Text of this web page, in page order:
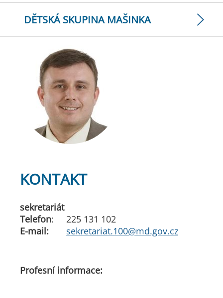
DĚTSKÁ SKUPINA MAŠINKA
KONTAKT
sekretariát
Telefon: 225 131 102
E-mail: sekretariat.100@md.gov.cz
Profesní informace: